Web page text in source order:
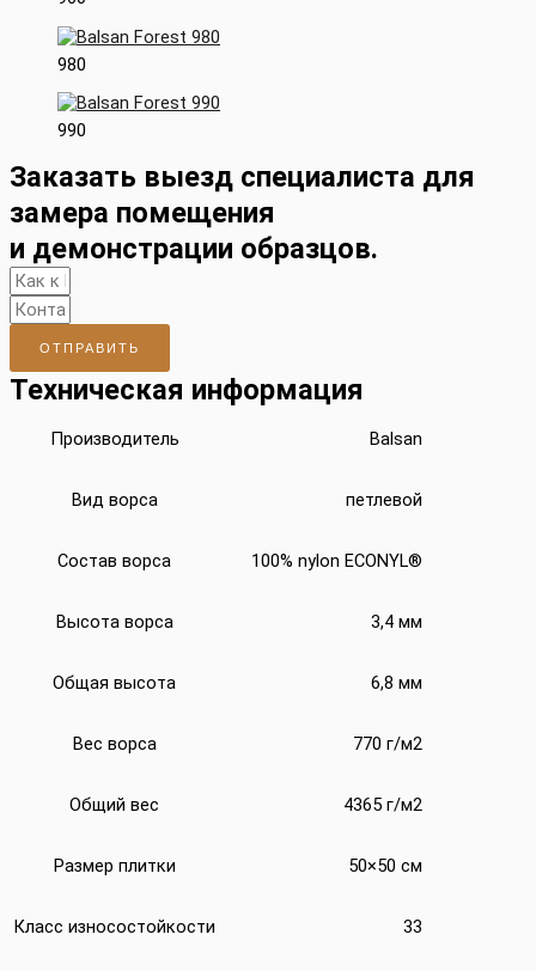
980
990
Заказать выезд специалиста для
замера помещения
и демонстрации образцов.
ОТПРАВИТЬ
Техническая информация
Производитель Balsan
Вид ворса петлевой
Состав ворса 100% nylon ECONYL®
Высота ворса 3,4 мм
Общая высота 6,8 мм
Вес ворса 770 г/м2
Общий вес 4365 г/м2
Размер плитки 50×50 см
Класс износостойкости 33